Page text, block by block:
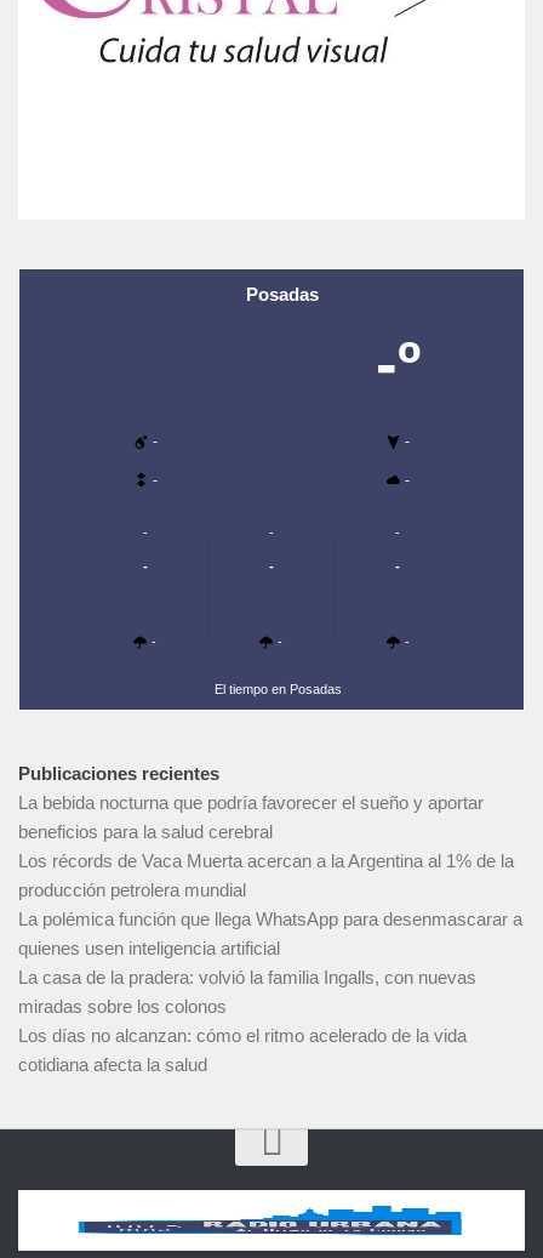
Posadas
-º
- -
- -
-
-
-
-
-
-
-
-
-
El tiempo en Posadas
Publicaciones recientes
La bebida nocturna que podría favorecer el sueño y aportar
beneficios para la salud cerebral
Los récords de Vaca Muerta acercan a la Argentina al 1% de la
producción petrolera mundial
La polémica función que llega WhatsApp para desenmascarar a
quienes usen inteligencia artificial
La casa de la pradera: volvió la familia Ingalls, con nuevas
miradas sobre los colonos
Los días no alcanzan: cómo el ritmo acelerado de la vida
cotidiana afecta la salud